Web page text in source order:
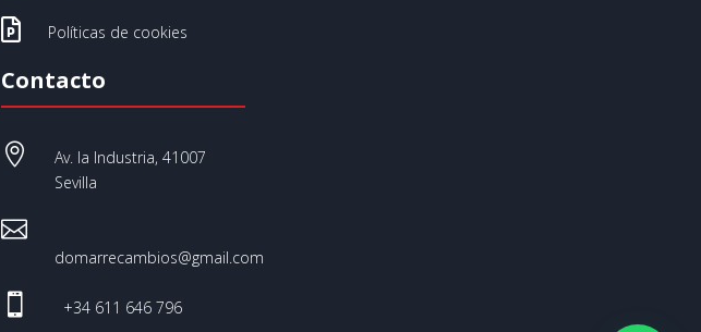
 Políticas de cookies
Contacto

Av. la Industria, 41007
Sevilla

domarrecambios@gmail.com
 +34 611 646 796